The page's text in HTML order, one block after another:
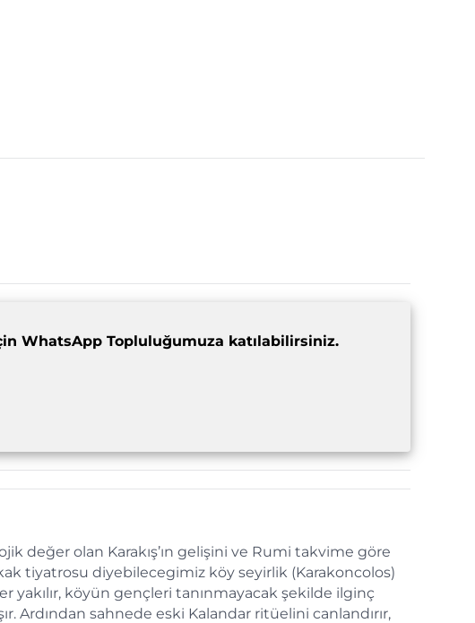
WhatsApp Topluluğumuza katılabilirsiniz.
değer olan Karakış’ın gelişini ve Rumi takvime göre
tiyatrosu diyebilecegimiz köy seyirlik (Karakoncolos)
yakılır, köyün gençleri tanınmayacak şekilde ilginç
Ardından sahnede eski Kalandar ritüelini canlandırır,